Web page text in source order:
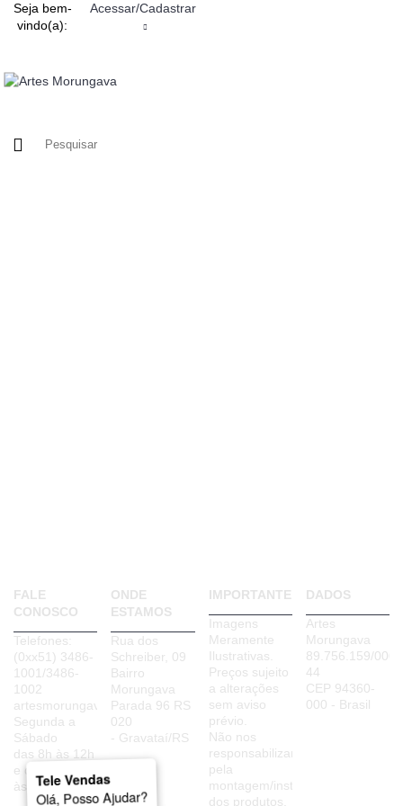
Seja bem-
vindo(a):
Acessar/Cadastrar
FALE
CONOSCO
Telefones:
(0xx51) 3486-
1001/3486-
1002
artesmorungava@uol.com.br
Segunda a
Sábado
das 8h às 12h
e das 13h30
às 18h20
ONDE
ESTAMOS
Rua dos
Schreiber, 09
Bairro
Morungava
Parada 96 RS
020
- Gravataí/RS
IMPORTANTE
Imagens
Meramente
Ilustrativas.
Preços sujeito
a alterações
sem aviso
prévio.
Não nos
responsabilizamos
pela
montagem/instalação
dos produtos.
DADOS
Artes
Morungava
89.756.159/
44
CEP 94360-
000 - Brasil
Tele Vendas
Olá, Posso Ajudar?